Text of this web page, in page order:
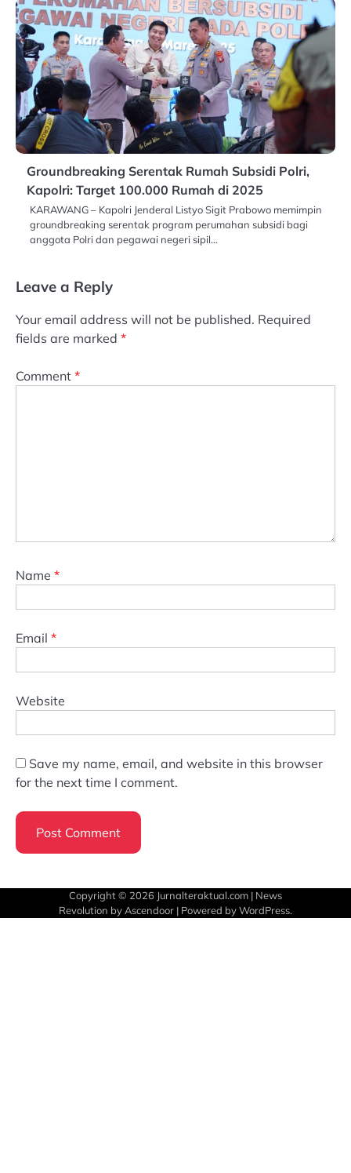
Groundbreaking Serentak Rumah Subsidi Polri,
Kapolri: Target 100.000 Rumah di 2025
KARAWANG – Kapolri Jenderal Listyo Sigit Prabowo memimpin
groundbreaking serentak program perumahan subsidi bagi
anggota Polri dan pegawai negeri sipil…
Leave a Reply
Your email address will not be published. Required
fields are marked *
Comment *
Name *
Email *
Website
Save my name, email, and website in this browser
for the next time I comment.
Copyright © 2026 Jurnalteraktual.com | News
Revolution by Ascendoor | Powered byWordPress.